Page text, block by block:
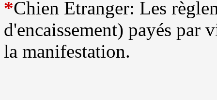
*Chien Etranger: Les
d'encaissement) payés par
la manifestation.